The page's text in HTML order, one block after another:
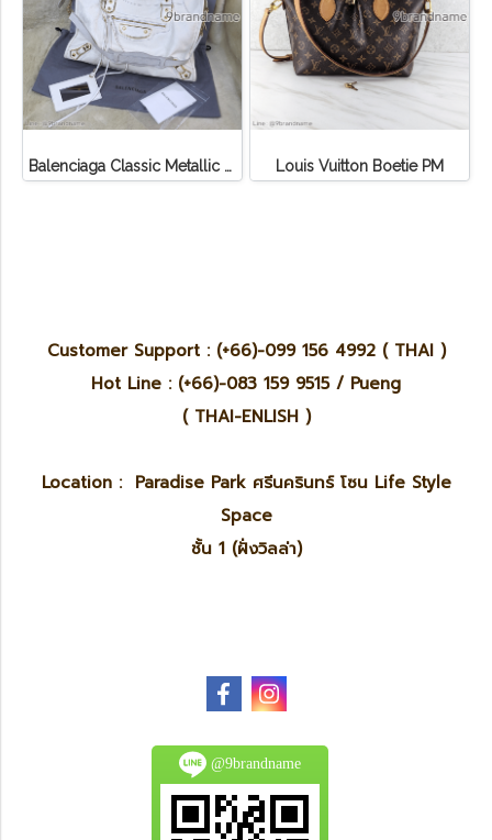
Balenciaga Classic Metallic Edge City Bag Louis Vuitton Boetie PM
Customer Support : (+66)-099 156 4992 ( THAI )
Hot Line : (+66)-083 159 9515 / Pueng
( THAI-ENLISH )
Location : Paradise Park ศรีนครินทร์ โซน Life Style
Space
ชั้น 1 (ฝั่งวิลล่า)
@9brandname